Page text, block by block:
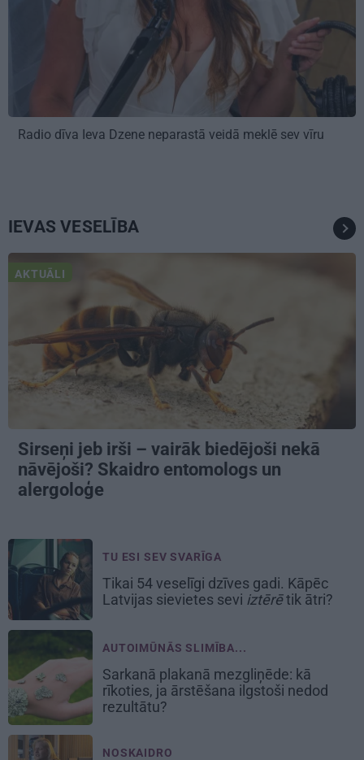
Radio dīva Ieva Dzene neparastā veidā meklē sev vīru
IEVAS VESELĪBA
AKTUĀLI
Sirseņi jeb irši – vairāk biedējoši nekā
nāvējoši? Skaidro entomologs un
alergoloģe
TU ESI SEV SVARĪGA
Tikai 54 veselīgi dzīves gadi. Kāpēc
Latvijas sievietes sevi iztērētik ātri?
AUTOIMŪNĀS SLIMĪBA...
Sarkanā plakanā mezgliņēde: kā
rīkoties, ja ārstēšana ilgstoši nedod
rezultātu?
NOSKAIDRO